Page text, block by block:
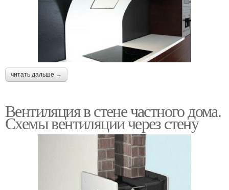
читать дальше →
Вентиляция в стене частного дома.
Схемы вентиляции через стену